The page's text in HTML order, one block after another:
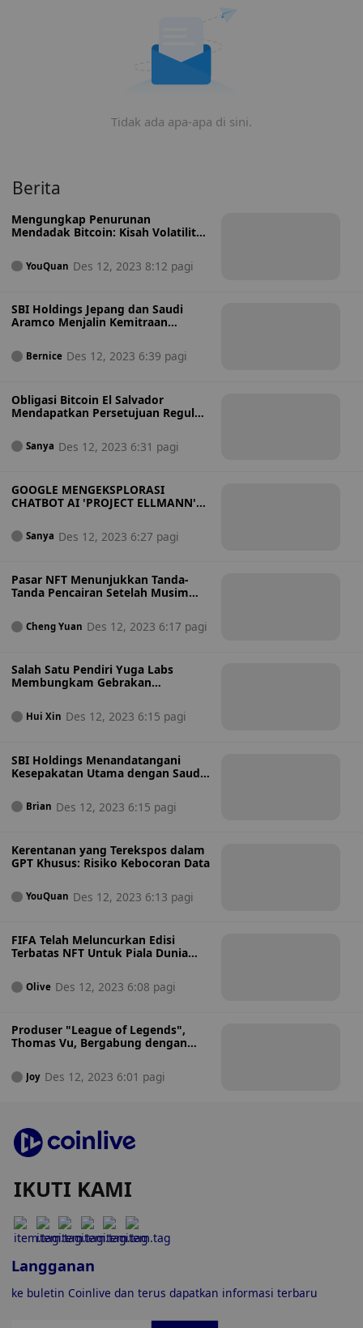
Tidak ada apa-apa di sini.
Berita
Mengungkap Penurunan
Mendadak Bitcoin: Kisah Volatilitas
YouQuan Des 12, 2023 8:12 pagi
SBI Holdings Jepang dan Saudi
Aramco Menjalin Kemitraan
Bernice Des 12, 2023 6:39 pagi
Obligasi Bitcoin El Salvador
Mendapatkan Persetujuan Regulasi
Sanya Des 12, 2023 6:31 pagi
GOOGLE MENGEKSPLORASI
CHATBOT AI 'PROJECT ELLMANN'
Sanya Des 12, 2023 6:27 pagi
Pasar NFT Menunjukkan Tanda-
Tanda Pencairan Setelah Musim
Cheng Yuan Des 12, 2023 6:17 pagi
Salah Satu Pendiri Yuga Labs
Membungkam Gebrakan
ganjing Kesehatan
Hui Xin Des 12, 2023 6:15 pagi
SBI Holdings Menandatangani
Kesepakatan Utama dengan Saudi
Brian Des 12, 2023 6:15 pagi
Kerentanan yang Terekspos dalam
GPT Khusus: Risiko Kebocoran Data
YouQuan Des 12, 2023 6:13 pagi
FIFA Telah Meluncurkan Edisi
Terbatas NFT Untuk Piala Dunia
Olive Des 12, 2023 6:08 pagi
Produser "League of Legends",
Thomas Vu, Bergabung dengan
Metaverse
Joy Des 12, 2023 6:01 pagi
IKUTI KAMI
Langganan
ke buletin Coinlive dan terus dapatkan informasi terbaru